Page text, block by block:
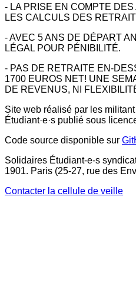
- LA PRISE EN COMPTE
LES CALCULS DES
- AVEC 5 ANS DE DÉPART
LÉGAL POUR PÉNIBILITÉ.
- PAS DE RETRAITE EN-
1700 EUROS NET! UNE
DE REVENUS, NI
Site web réalisé par les
Étudiant·e·s publié sous
Code source disponible sur
Solidaires Étudiant-e-s
1901. Paris (25-27, rue des
Contacter la cellule de veille